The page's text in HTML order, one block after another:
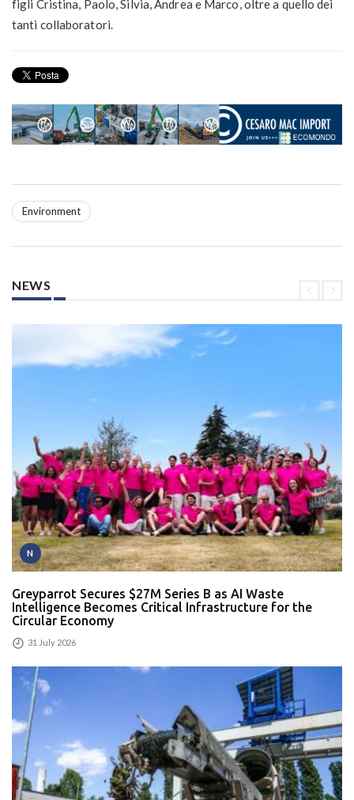
figli Cristina, Paolo, Silvia, Andrea e Marco, oltre a quello dei
tanti collaboratori.
Environment
NEWS
N
Greyparrot Secures $27M Series B as AI Waste
Intelligence Becomes Critical Infrastructure for the
Circular Economy
31 July 2026